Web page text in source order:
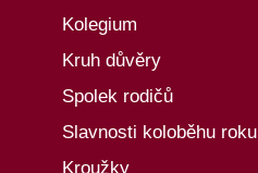
Kolegium
Kruh důvěry
Spolek rodičů
Slavnosti koloběhu roku
Kroužky